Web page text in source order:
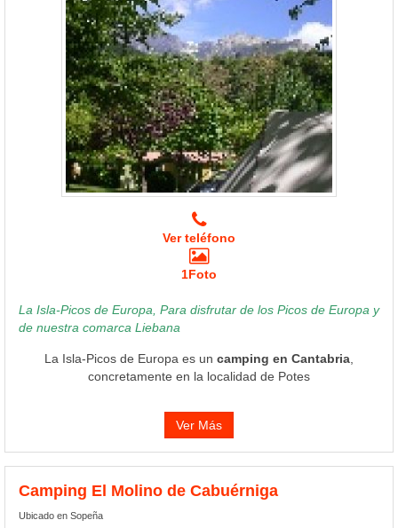
Ver teléfono
1Foto
La Isla-Picos de Europa, Para disfrutar de los Picos de Europa y
de nuestra comarca Liebana
La Isla-Picos de Europa es un camping en Cantabria
concretamente en la localidad de Potes
Ver Más
Camping El Molino de Cabuérniga
Ubicado en Sopeña